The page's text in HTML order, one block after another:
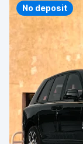
Priority
No deposit